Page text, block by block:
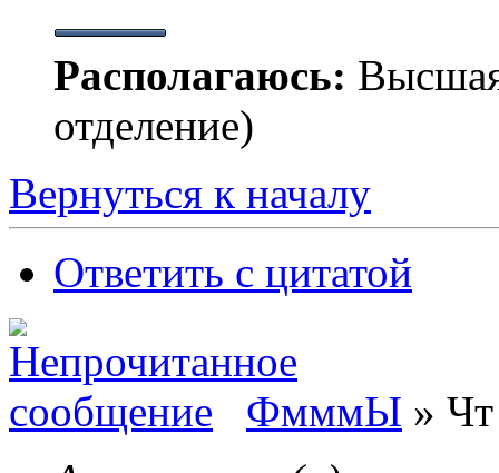
Располагаюсь:
отделение)
Вернуться к началу
Ответить с цитатой
ФмммЫ »